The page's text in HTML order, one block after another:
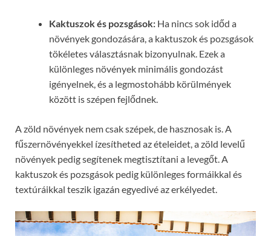
Kaktuszok és pozsgások: Ha nincs sok időd a
növények gondozására, a kaktuszok és pozsgások
tökéletes választásnak bizonyulnak. Ezek a
különleges növények minimális gondozást
igényelnek, és a legmostohább körülmények
között is szépen fejlődnek.
A zöld növények nem csak szépek, de hasznosak is. A
fűszernövényekkel ízesítheted az ételeidet, a zöld levelű
növények pedig segítenek megtisztítani a levegőt. A
kaktuszok és pozsgások pedig különleges formáikkal és
textúráikkal teszik igazán egyedivé az erkélyedet.